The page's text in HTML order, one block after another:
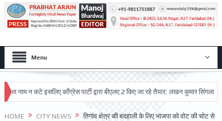
Menu
न कटे इसलिए काँग्रेस पार्टी द्वारा बीएलए 2 किए जा रहे तैयार: लखन कुमार सिंगला
HOME CITY NEWS
तिगांव क्षेत्र की बदहाली के लिए भाजपा को वोट की चोट से